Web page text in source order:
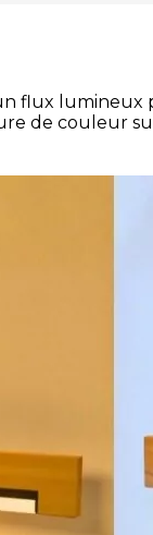
flux lumineux
de couleur